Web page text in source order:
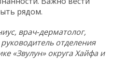
рядом.
врач‑дерматолог,
отделения
«Звулун» округа Хайфа и